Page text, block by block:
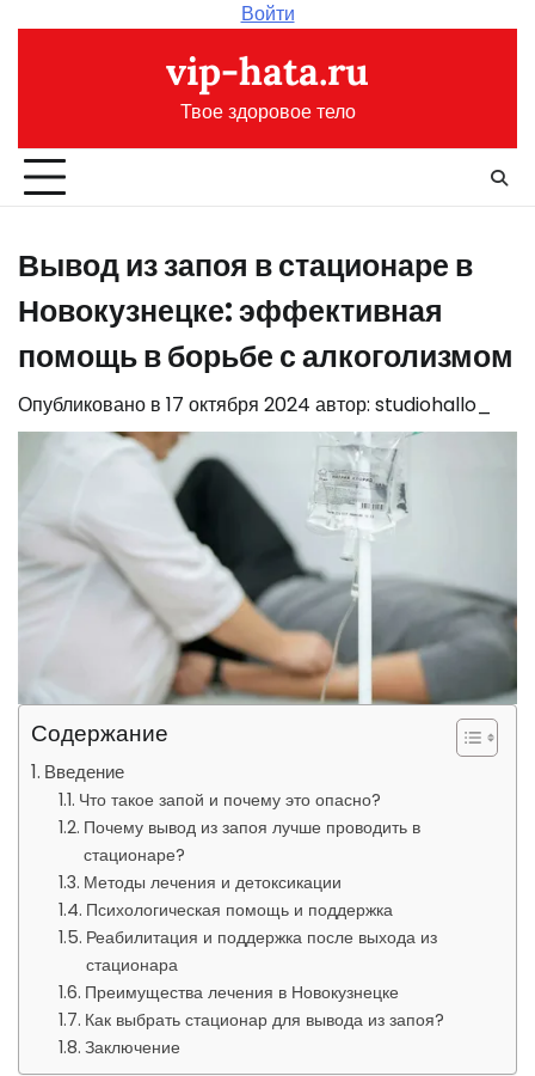
Войти
vip-hata.ru
Твое здоровое тело
Вывод из запоя в стационаре в
Новокузнецке: эффективная
помощь в борьбе с алкоголизмом
Опубликовано в 17 октября 2024 автор: studiohallo_
Содержание
Введение
Что такое запой и почему это опасно?
Почему вывод из запоя лучше проводить в
стационаре?
Методы лечения и детоксикации
Психологическая помощь и поддержка
Реабилитация и поддержка после выхода из
стационара
Преимущества лечения в Новокузнецке
Как выбрать стационар для вывода из запоя?
Заключение